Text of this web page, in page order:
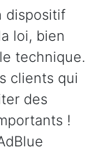
dispositif
loi, bien
technique.
clients qui
des
!